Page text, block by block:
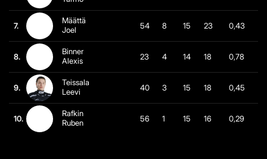
7.
Määttä
Joel
54 8 15 23 0,43
8.
Binner
Alexis
23 4 14 18 0,78
9.
Teissala
Leevi
40 3 15 18 0,45
10.
Rafkin
Ruben
56 1 15 16 0,29